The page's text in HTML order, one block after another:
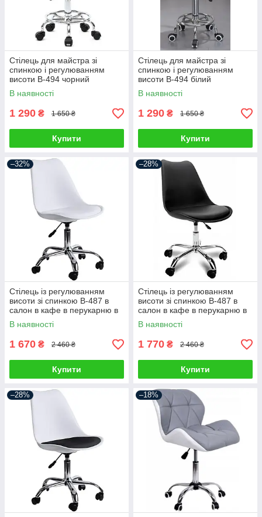
Стілець для майстра зі
спинкою і регулюванням
висоти В-494 чорний
В наявності
1 290 ₴ 1 650 ₴
Купити
Стілець для майстра зі
спинкою і регулюванням
висоти В-494 білий
В наявності
1 290 ₴ 1 650 ₴
Купити
–32%
Стілець із регулюванням
висоти зі спинкою B-487 в
салон в кафе в перукарню в
офіс стільчик для салону
краси
В наявності
1 670 ₴ 2 460 ₴
Купити
–28%
Стілець із регулюванням
висоти зі спинкою B-487 в
салон в кафе в перукарню в
офіс стільчик для салону
краси
В наявності
1 770 ₴ 2 460 ₴
Купити
–28% –18%